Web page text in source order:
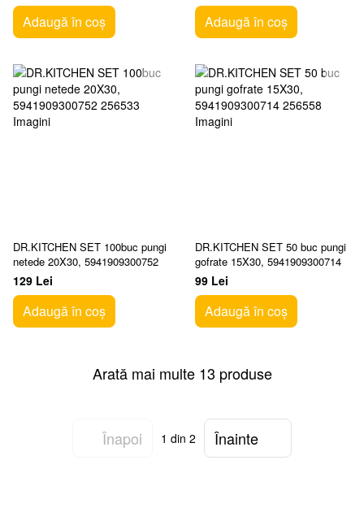
Adaugă în coș Adaugă în coș
DR.KITCHEN SET 100buc pungi
netede 20X30, 5941909300752
129 Lei
Adaugă în coș
DR.KITCHEN SET 50 buc pungi
gofrate 15X30, 5941909300714
99 Lei
Adaugă în coș
Arată mai multe 13 produse
Înapoi 1 din 2 Înainte